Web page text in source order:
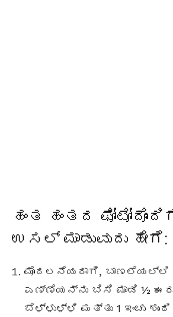
ಹಂತ ಹಂತದ
ಉಸಲ್ ಮಾಡುವುದು ಹೇಗೆ:
ಮೊದಲನೆಯದಾಗಿ, ಬಾಣಲೆಯಲ್ಲಿ
ಎಣ್ಣೆಯನ್ನು ಬಿಸಿ ಮಾಡಿ ½
ಬೆಳ್ಳುಳ್ಳಿ ಮತ್ತು 1 ಇಂಚು